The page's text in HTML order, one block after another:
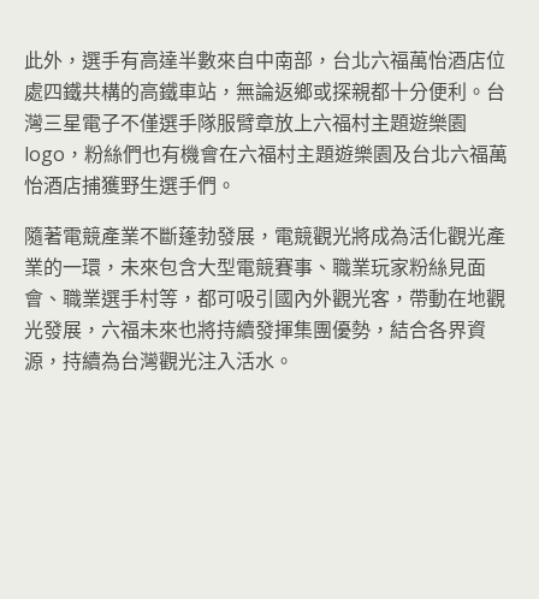
此外，選手有高達半數來自中南部，台北六福萬怡酒店位
處四鐵共構的高鐵車站，無論返鄉或探親都十分便利。台
灣三星電子不僅選手隊服臂章放上六福村主題遊樂園
logo，粉絲們也有機會在六福村主題遊樂園及台北六福萬
怡酒店捕獲野生選手們。
隨著電競產業不斷蓬勃發展，電競觀光將成為活化觀光產
業的一環，未來包含大型電競賽事、職業玩家粉絲見面
會、職業選手村等，都可吸引國內外觀光客，帶動在地觀
光發展，六福未來也將持續發揮集團優勢，結合各界資
源，持續為台灣觀光注入活水。